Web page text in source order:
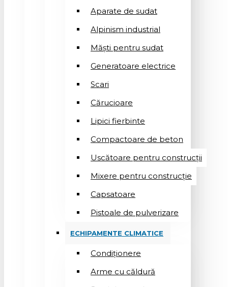
Aparate de sudat
Alpinism industrial
Măști pentru sudat
Generatoare electrice
Scari
Cărucioare
Lipici fierbinte
Compactoare de beton
Uscătoare pentru construcții
Mixere pentru construcție
Capsatoare
Pistoale de pulverizare
ECHIPAMENTE CLIMATICE
Condiționere
Arme cu căldură